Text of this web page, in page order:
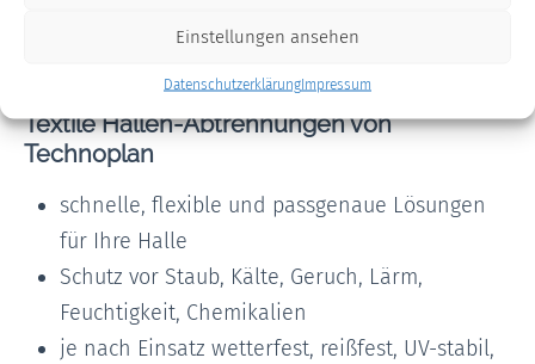
Einstellungen ansehen
DatenschutzerklärungImpressum
Produktdetails
Textile Hallen-Abtrennungen von
Technoplan
schnelle, flexible und passgenaue Lösungen
für Ihre Halle
Schutz vor Staub, Kälte, Geruch, Lärm,
Feuchtigkeit, Chemikalien
je nach Einsatz wetterfest, reißfest, UV-stabil,